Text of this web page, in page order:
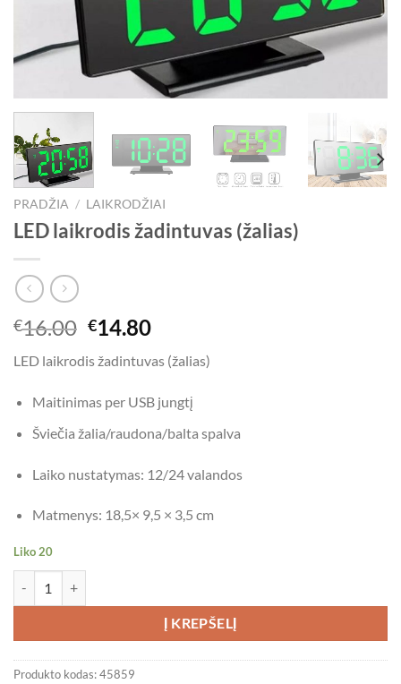
PRADŽIA / LAIKRODŽIAI
LED laikrodis žadintuvas (žalias)
€16.00 Original
was:
€16.00.
€14.80Current
price
is:
€14.80.
LED laikrodis žadintuvas (žalias)
Maitinimas per USB jungtį
Šviečia žalia/raudona/balta spalva
Laiko nustatymas: 12/24 valandos
Matmenys: 18,5× 9,5 × 3,5 cm
Liko 20
Į KREPŠELĮ
Produkto kodas:45859